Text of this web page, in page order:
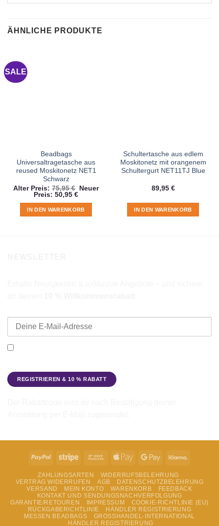
ÄHNLICHE PRODUKTE
SALE
Beadbags
Universaltragetasche aus
reused Moskitonetz NET1
Schwarz
Alter Preis: 75,95€
Ursprünglicher
75,95 €
Neuer
Preis: 50,95 €Aktueller
ist:
50,95 €.
IN DEN WARENKORB
Schultertasche aus edlem
Moskitonetz mit orangenem
Schultergurt NET11TJ Blue
89,95 €
IN DEN WARENKORB
PayPal Stripe
Bank
Apple
Google
ZAHLUNGSARTEN
WIDERRUFSBELEHRUNG
VERTRAG WIDERRUFEN
AGB
DATENSCHUTZBELEHRUNG
VERSAND
MEIN KONTO WARENKORB
FEEDBACK
KONTAKT UND SENDUNGSNACHVERFOLGUNG
GARANTIE/RETOUREN
IMPRESSUM
COOKIE-RICHTLINIE (EU)
RÜCKGABERICHTLINIE
HÄNDLER REGISTRIERUNG
MESSEN BEADBAGS
GROSSHANDEL-INTERNATIONAL
HÄNDLER REGISTRIERUNG